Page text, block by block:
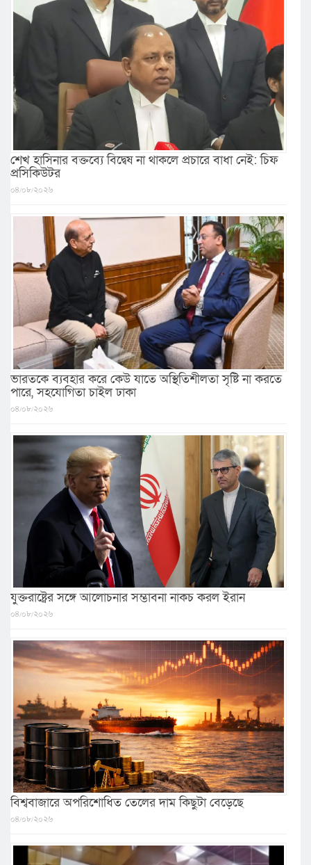
শেখ হাসিনার বক্তব্যে বিদ্বেষ না থাকলে প্রচারে বাধা নেই: চিফ
প্রসিকিউটর
০৪/০৮/২০২৬
ভারতকে ব্যবহার করে কেউ যাতে অস্থিতিশীলতা সৃষ্টি না করতে
পারে, সহযোগিতা চাইল ঢাকা
০৪/০৮/২০২৬
যুক্তরাষ্ট্রের সঙ্গে আলোচনার সম্ভাবনা নাকচ করল ইরান
০৪/০৮/২০২৬
বিশ্ববাজারে অপরিশোধিত তেলের দাম কিছুটা বেড়েছে
০৪/০৮/২০২৬